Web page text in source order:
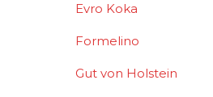
Evro Koka
Formelino
Gut von Holstein